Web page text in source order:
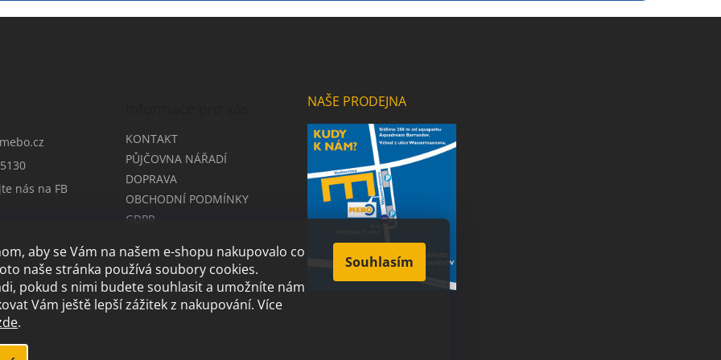
aby se Vám na našem e-shopu nakupovalo co
naše stránka používá soubory cookies.
pokud s nimi budete souhlasit a umožníte nám
Vám ještě lepší zážitek z nakupování. Více
.
Souhlasím
mebo.cz
nás na FB
KONTAKT
PŮJČOVNA NÁŘADÍ
DOPRAVA
OBCHODNÍ PODMÍNKY
GDPR
NAŠE PRODEJNA